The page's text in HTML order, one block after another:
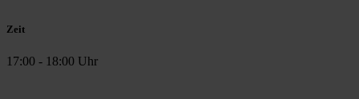
Zeit
17:00 - 18:00 Uhr